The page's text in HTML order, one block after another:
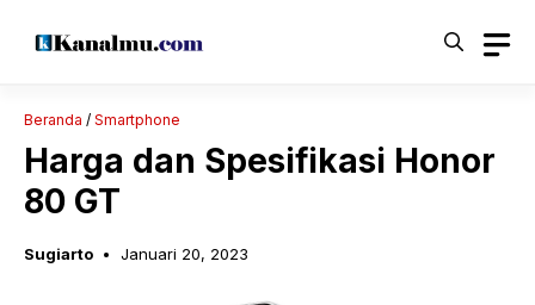
Beranda / Smartphone
Harga dan Spesifikasi Honor
80 GT
Sugiarto Januari 20, 2023